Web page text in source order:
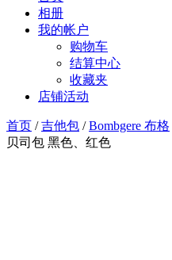
相册
我的帐户
购物车
结算中心
收藏夹
店铺活动
首页 /吉他包 /Bombgere 布格
贝司包 黑色、红色